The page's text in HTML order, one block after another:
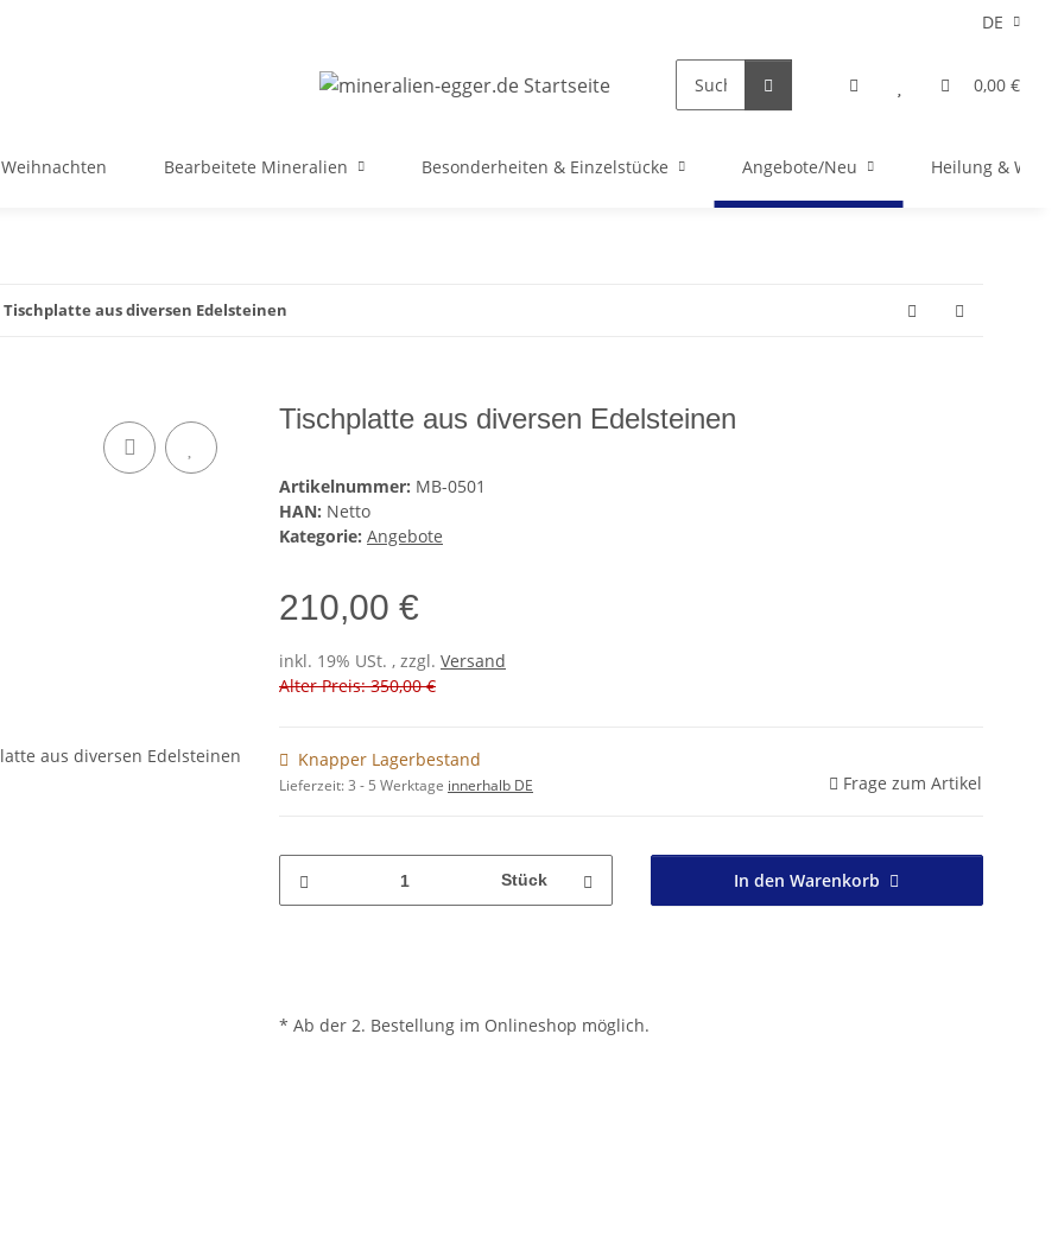
DE
0,00 €
Weihnachten Bearbeitete Mineralien Besonderheiten & Einzelstücke Angebote/Neu Heilung &
Tischplatte aus diversen Edelsteinen
Tischplatte aus diversen Edelsteinen
Artikelnummer: MB-0501
HAN: Netto
Kategorie: Angebote
210,00 €
inkl. 19% USt. , zzgl. Versand
Alter Preis: 350,00 €
Knapper Lagerbestand
Lieferzeit:3 - 5 Werktage innerhalb DE Frage zum Artikel
Stück In den Warenkorb
* Ab der 2. Bestellung im Onlineshop möglich.